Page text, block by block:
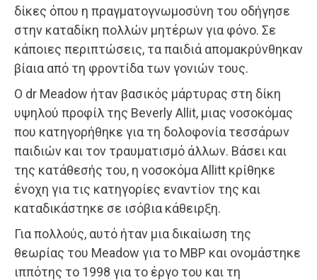
δίκες όπου η πραγματογνωμοσύνη του οδήγησε
στην καταδίκη πολλών μητέρων για φόνο. Σε
κάποιες περιπτώσεις, τα παιδιά απομακρύνθηκαν
βίαια από τη φροντίδα των γονιών τους.
Ο dr Meadow ήταν βασικός μάρτυρας στη δίκη
υψηλού προφίλ της Beverly Allit, μιας νοσοκόμας
που κατηγορήθηκε για τη δολοφονία τεσσάρων
παιδιών και τον τραυματισμό άλλων. Βάσει και
της κατάθεσής του, η νοσοκόμα Allitt κρίθηκε
ένοχη για τις κατηγορίες εναντίον της και
καταδικάστηκε σε ισόβια κάθειρξη.
Για πολλούς, αυτό ήταν μια δικαίωση της
θεωρίας του Meadow για το MBP και ονομάστηκε
ιππότης το 1998 για το έργο του και τη